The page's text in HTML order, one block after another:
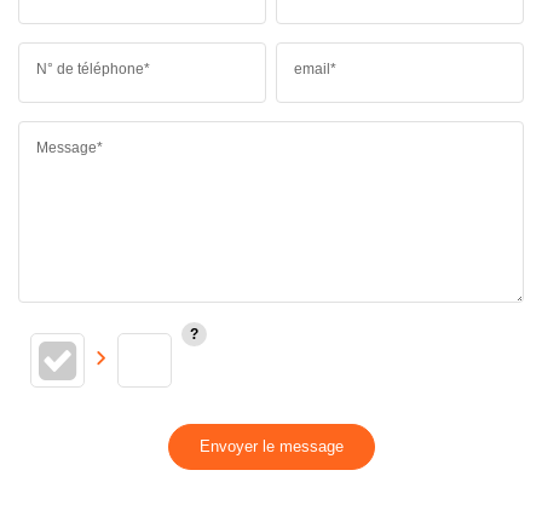
N° de téléphone* email*
Message*
Envoyer le message